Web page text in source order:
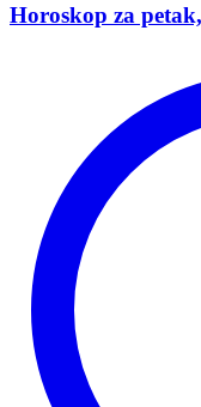
Horoskop za